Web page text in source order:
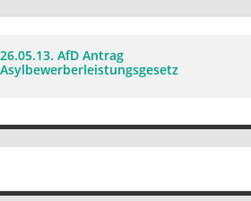
26.05.13. AfD Antrag
Asylbewerberleistungsgesetz